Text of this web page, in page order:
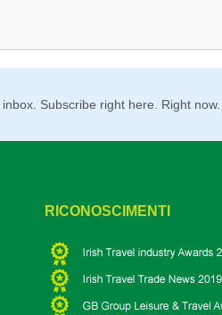
Subscribe right here. Right now.
RICONOSCIMENTI